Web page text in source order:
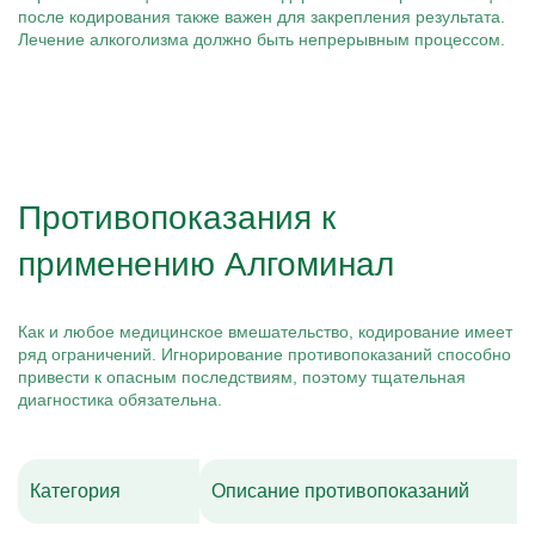
после кодирования также важен для закрепления результата.
Лечение алкоголизма должно быть непрерывным процессом.
Противопоказания к
применению Алгоминал
Как и любое медицинское вмешательство, кодирование имеет
ряд ограничений. Игнорирование противопоказаний способно
привести к опасным последствиям, поэтому тщательная
диагностика обязательна.
Категория Описание противопоказаний